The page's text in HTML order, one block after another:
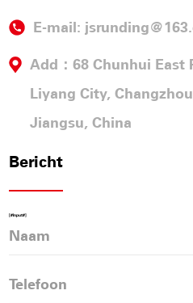
E-mail:
Add：68 Chunhui East
Liyang City,
Jiangsu, China
Bericht
[#Input#]